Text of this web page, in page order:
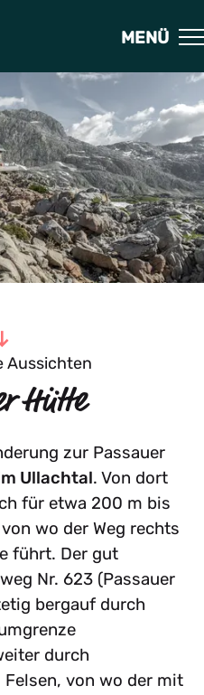
MENÜ
Zum Inhalt
Aussichten
Hütte
zur Passauer
Ullachtal. Von dort
für etwa 200 m bis
wo der Weg rechts
führt. Der gut
Nr. 623 (Passauer
bergauf durch
durch
von wo der mit